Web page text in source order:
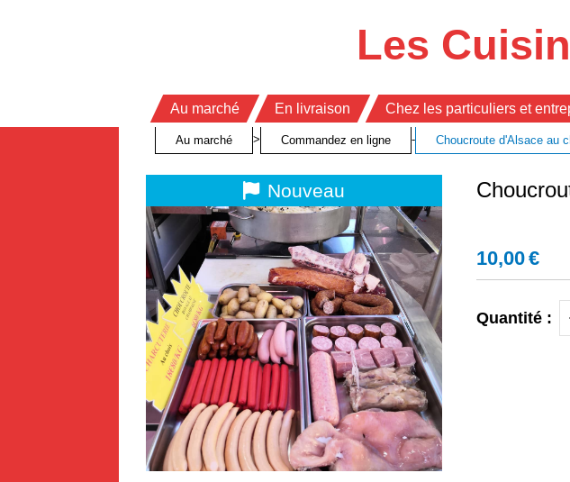
Les
Au marché En livraison Chez les particuliers et
Au marché > Commandez en ligne - Choucroute d'Alsace au
Nouveau
10,00€
Quantité :